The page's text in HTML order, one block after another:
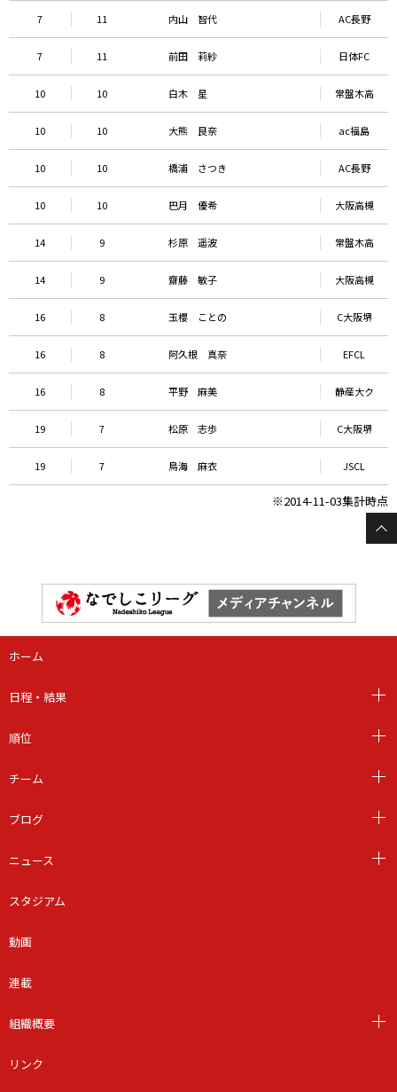
7 11 内山 智代 AC長野
7 11 前田 莉紗 日体FC
10 10 白木 星 常盤木高
10 10 大熊 良奈 ac福島
10 10 橋浦 さつき AC長野
10 10 巴月 優希 大阪高槻
14 9 杉原 遥波 常盤木高
14 9 齋藤 敏子 大阪高槻
16 8 玉櫻 ことの C大阪堺
16 8 阿久根 真奈 EFCL
16 8 平野 麻美 静産大ク
19 7 松原 志歩 C大阪堺
19 7 鳥海 麻衣 JSCL
※2014-11-03集計時点
ホーム
日程・結果
順位
チーム
ブログ
ニュース
スタジアム
動画
連載
組織概要
リンク